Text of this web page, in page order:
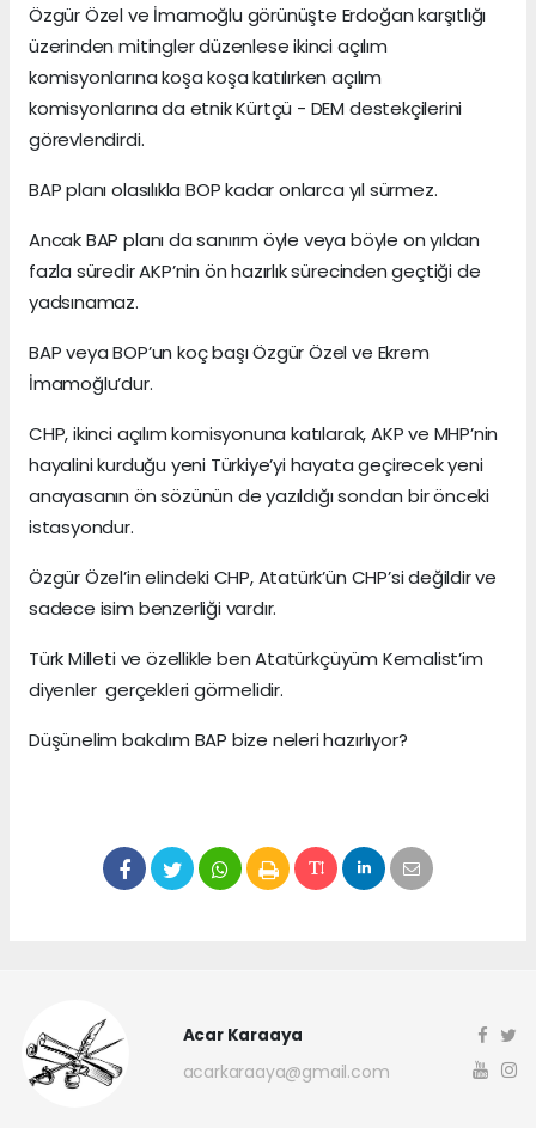
Özgür Özel ve İmamoğlu görünüşte Erdoğan karşıtlığı
üzerinden mitingler düzenlese ikinci açılım
komisyonlarına koşa koşa katılırken açılım
komisyonlarına da etnik Kürtçü - DEM destekçilerini
görevlendirdi.
BAP planı olasılıkla BOP kadar onlarca yıl sürmez.
Ancak BAP planı da sanırım öyle veya böyle on yıldan
fazla süredir AKP’nin ön hazırlık sürecinden geçtiği de
yadsınamaz.
BAP veya BOP’un koç başı Özgür Özel ve Ekrem
İmamoğlu’dur.
CHP, ikinci açılım komisyonuna katılarak, AKP ve MHP’nin
hayalini kurduğu yeni Türkiye’yi hayata geçirecek yeni
anayasanın ön sözünün de yazıldığı sondan bir önceki
istasyondur.
Özgür Özel’in elindeki CHP, Atatürk’ün CHP’si değildir ve
sadece isim benzerliği vardır.
Türk Milleti ve özellikle ben Atatürkçüyüm Kemalist’im
diyenler gerçekleri görmelidir.
Düşünelim bakalım BAP bize neleri hazırlıyor?
Acar Karaaya
acarkaraaya@gmail.com